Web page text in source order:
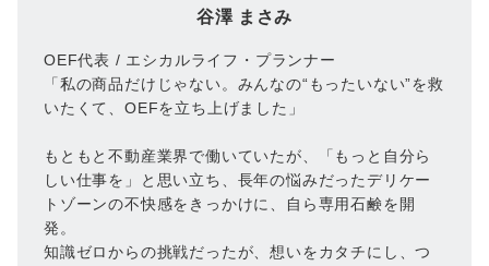
谷澤 まさみ
OEF代表 / エシカルライフ・プランナー
「私の商品だけじゃない。みんなの“もったいない”を救
いたくて、OEFを立ち上げました」
もともと不動産業界で働いていたが、「もっと自分ら
しい仕事を」と思い立ち、長年の悩みだったデリケー
トゾーンの不快感をきっかけに、自ら専用石鹸を開
発。
知識ゼロからの挑戦だったが、想いをカタチにし、つ